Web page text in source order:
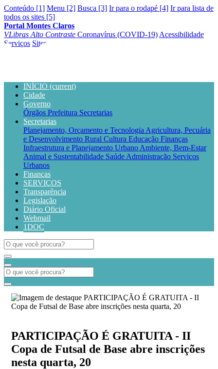
Conteúdo [1] Menu [2] Busca [3] Ir para o rodapé [4] Ir para lista de
todos os sites [5]
Portal Montes Claros
VLibras Alto Contraste Coronavírus (COVID-19) Acessibilidade
Serviços Sites
INÍCIO (current)
Cidade
Governo
Órgãos Prefeitura Secretarias
Secretarias
Planejamento, Orçamento e Tecnologia Agricultura, Pecuária
e Desenvolvimento Rural Cultura Educação Finanças
Infraestrutura e Planejamento Urbano Ambiente, Bem-Estar
Animal e Sustentabilidade Saúde Administração Serviços
Urbanos
Finanças
SERVIÇOS
Transparência
Legislação
Diário Oficial
Webmail
1DOC
PARTICIPAÇÃO É GRATUITA - II
Copa de Futsal de Base abre inscrições
nesta quarta, 20